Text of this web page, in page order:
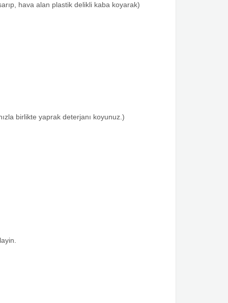
hava alan plastik delikli kaba koyarak)
birlikte yaprak deterjanı koyunuz.)